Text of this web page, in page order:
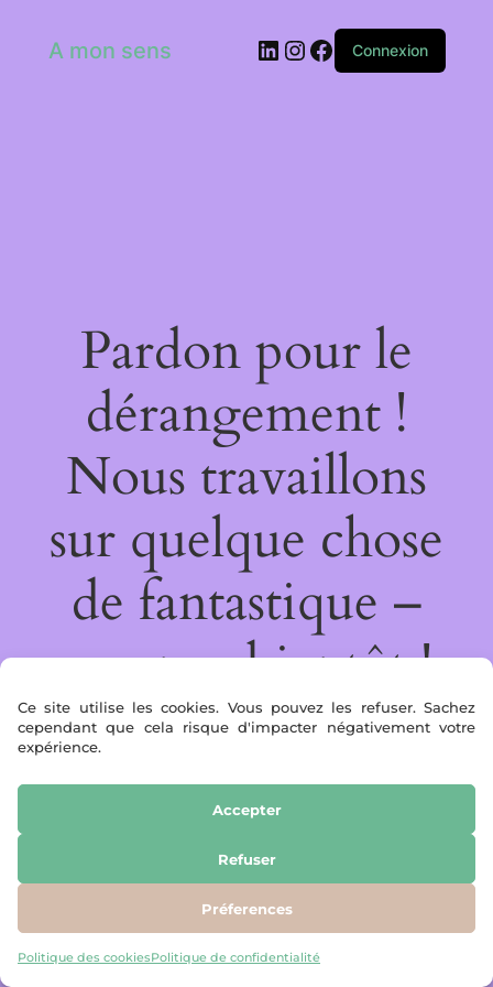
Ce site utilise les cookies. Vous pouvez les refuser. Sachez
cependant que cela risque d'impacter négativement votre
expérience.
Accepter
Refuser
Préferences
Politique des cookiesPolitique de confidentialité
A mon sens LinkedIn
Instagram
Facebook
Connexion
Pardon pour le
dérangement !
Nous travaillons
sur quelque chose
de fantastique –
revenez bientôt !